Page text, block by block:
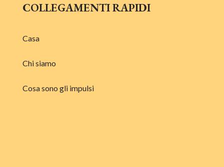
COLLEGAMENTI RAPIDI
Casa
Chi siamo
Cosa sono gli impulsi